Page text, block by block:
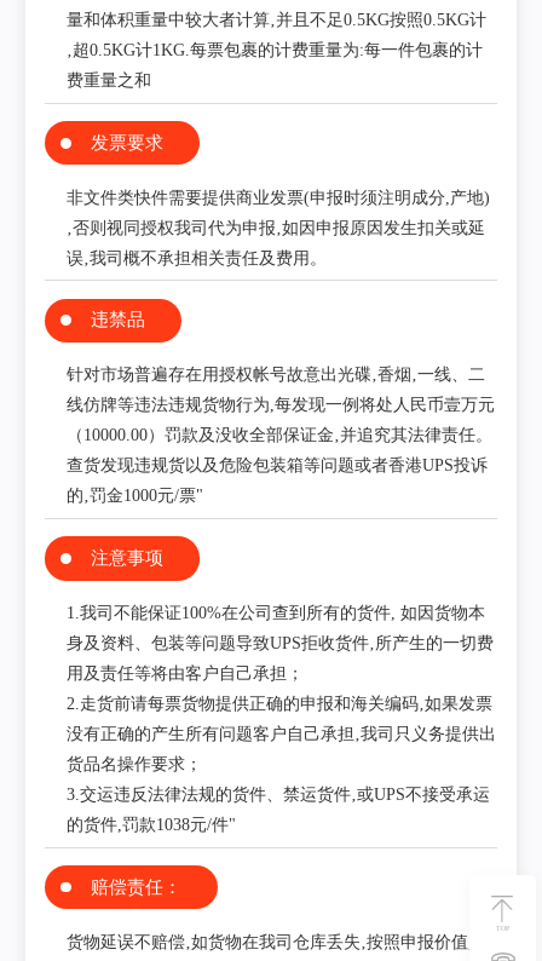
TOP
量和体积重量中较大者计算‚并且不足0.5KG按照0.5KG计
‚超0.5KG计1KG.每票包裹的计费重量为:每一件包裹的计
费重量之和
发票要求
非文件类快件需要提供商业发票(申报时须注明成分,产地)
‚否则视同授权我司代为申报‚如因申报原因发生扣关或延
误‚我司概不承担相关责任及费用。
违禁品
针对市场普遍存在用授权帐号故意出光碟‚香烟‚一线、二
线仿牌等违法违规货物行为,每发现一例将处人民币壹万元
（10000.00）罚款及没收全部保证金‚并追究其法律责任。
查货发现违规货以及危险包装箱等问题或者香港UPS投诉
的‚罚金1000元/票"
注意事项
1.我司不能保证100%在公司查到所有的货件, 如因货物本
身及资料、包装等问题导致UPS拒收货件‚所产生的一切费
用及责任等将由客户自己承担；
2.走货前请每票货物提供正确的申报和海关编码‚如果发票
没有正确的产生所有问题客户自己承担‚我司只义务提供出
货品名操作要求；
3.交运违反法律法规的货件、禁运货件‚或UPS不接受承运
的货件,罚款1038元/件"
赔偿责任：
货物延误不赔偿‚如货物在我司仓库丢失‚按照申报价值赔